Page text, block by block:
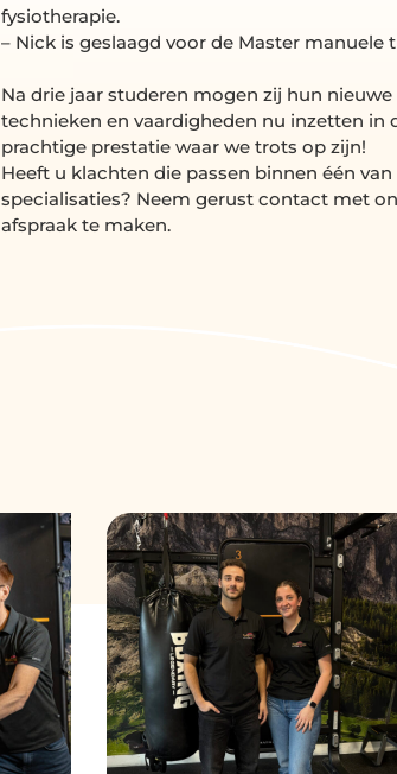
fysiotherapie.
– Nick is geslaagd voor de Master manuele
Na drie jaar studeren mogen zij hun nieuwe
technieken en vaardigheden nu inzetten in
prachtige prestatie waar we trots op zijn!
Heeft u klachten die passen binnen één van
specialisaties? Neem gerust contact met
afspraak te maken.